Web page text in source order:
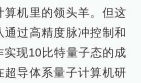
算机里的领头羊。但这
通过高精度脉冲控制和
实现10比特量子态的成
超导体系量子计算机研